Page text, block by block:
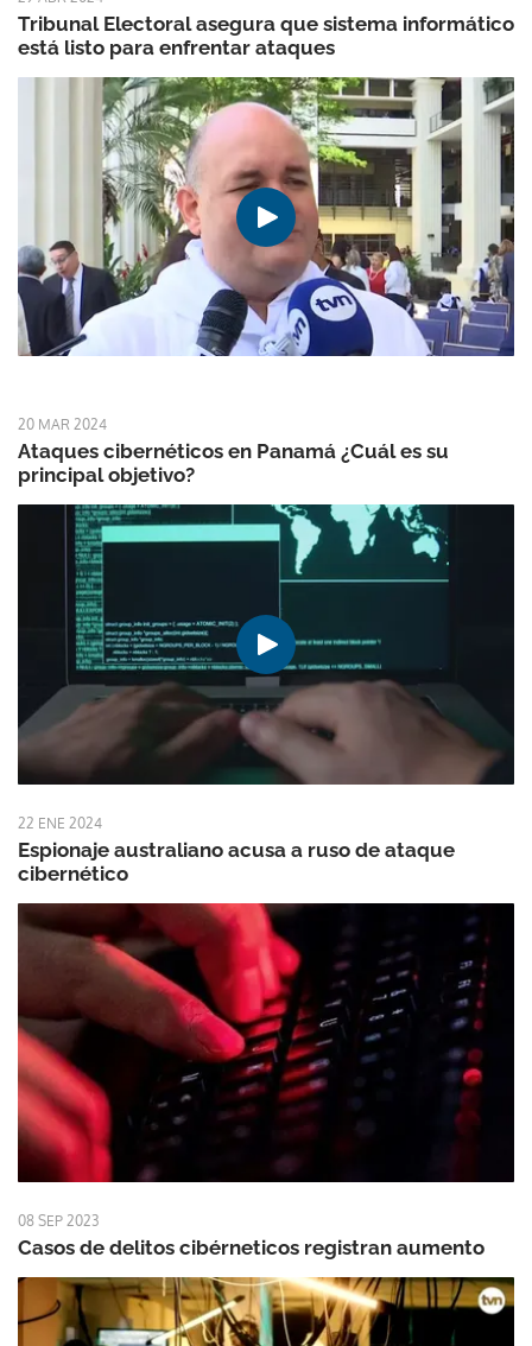
Tribunal Electoral asegura que sistema informático
está listo para enfrentar ataques
20 MAR 2024
Ataques cibernéticos en Panamá ¿Cuál es su
principal objetivo?
22 ENE 2024
Espionaje australiano acusa a ruso de ataque
cibernético
08 SEP 2023
Casos de delitos cibérneticos registran aumento